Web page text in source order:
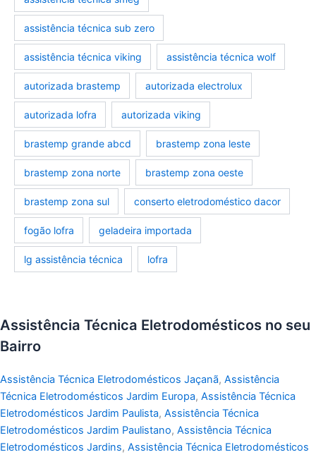
assistência técnica sub zero
assistência técnica viking assistência técnica wolf
autorizada brastemp autorizada electrolux
autorizada lofra autorizada viking
brastemp grande abcd brastemp zona leste
brastemp zona norte brastemp zona oeste
brastemp zona sul conserto eletrodoméstico dacor
fogão lofra geladeira importada
lg assistência técnica lofra
Assistência Técnica Eletrodomésticos no seu
Bairro
Assistência Técnica Eletrodomésticos Jaçanã, Assistência
Técnica Eletrodomésticos Jardim Europa, Assistência Técnica
Eletrodomésticos Jardim Paulista, Assistência Técnica
Eletrodomésticos Jardim Paulistano, Assistência Técnica
Eletrodomésticos Jardins, Assistência Técnica Eletrodomésticos